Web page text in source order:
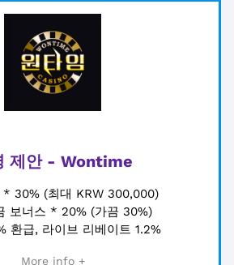
제안 - Wontime
* 30% (최대 KRW 300,000)
보너스 * 20% (가끔 30%)
환급, 라이브 리베이트 1.2%
More info +